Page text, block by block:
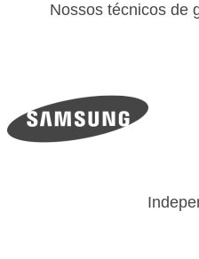
Nossos técnicos de